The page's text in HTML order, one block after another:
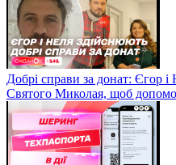
Добрі справи за донат: Єгор і
Святого Миколая, щоб